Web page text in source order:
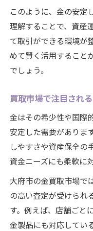
大府市で失
金相場を読
買取時に気
金相場を見
大府市で重
買取前に知
金相場の
注目集まる金の
金相場の
大府市でも
このように、金の安定
理解することで、資産
て取引ができる環境が
めて賢く活用すること
でしょう。
買取市場で注目され
金はその希少性や国際
安定した需要がありま
しやすさや資産保全の
資金ニーズにも柔軟に
大府市の金買取市場で
の高い査定が受けられ
す。例えば、店舗ごと
金製品にも対応してい